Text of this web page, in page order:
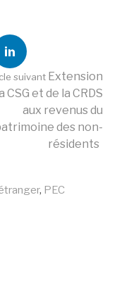
suivant Extension
CSG et de la CRDS
aux revenus du
des non-
résidents
, PEC